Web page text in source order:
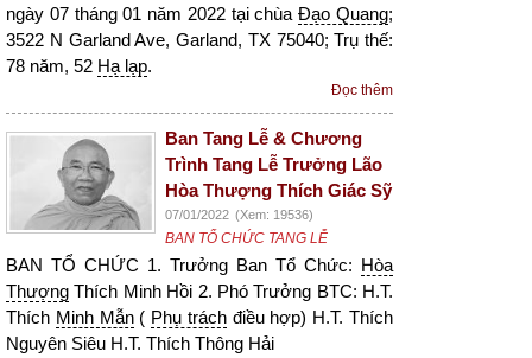
ngày 07 tháng 01 năm 2022 tại chùaĐạo Quang;
3522 N Garland Ave, Garland, TX 75040; Trụ thế:
78 năm, 52 Hạ lạp.
Đọc thêm
Ban Tang Lễ & Chương
Trình Tang Lễ Trưởng Lão
Hòa Thượng Thích Giác Sỹ
07/01/2022 (Xem: 19536)
BAN TỔ CHỨC TANG LỄ
BAN TỔ CHỨC 1. Trưởng Ban Tổ Chức: Hòa
Thượng Thích Minh Hồi 2. Phó Trưởng BTC: H.T.
Thích Minh Mẫn( Phụ tráchđiều hợp) H.T. Thích
Nguyên Siêu H.T. Thích Thông Hải